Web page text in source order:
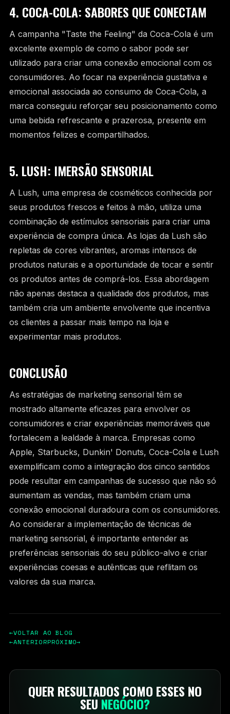
4. COCA-COLA: SABORES QUE CONECTAM
A campanha "Taste the Feeling" da Coca-Cola é um
excelente exemplo de como o sabor pode ser
utilizado para criar uma conexão emocional com os
consumidores. Ao focar na experiência gustativa e
emocional associada ao consumo de Coca-Cola, a
marca conseguiu reforçar seu posicionamento como
uma bebida refrescante e prazerosa, presente em
momentos felizes e compartilhados.
5. LUSH: IMERSÃO SENSORIAL
A Lush, uma empresa de cosméticos conhecida por
seus produtos frescos e feitos à mão, utiliza uma
combinação de estímulos sensoriais para criar uma
experiência de compra única. As lojas da Lush são
repletas de cores vibrantes, aromas intensos de
produtos naturais e a oportunidade de tocar e sentir
os produtos antes de comprá-los. Essa abordagem
não apenas destaca a qualidade dos produtos, mas
também cria um ambiente envolvente que incentiva
os clientes a passar mais tempo na loja e
experimentar mais produtos.
CONCLUSÃO
As estratégias de marketing sensorial têm se
mostrado altamente eficazes para envolver os
consumidores e criar experiências memoráveis que
fortalecem a lealdade à marca. Empresas como
Apple, Starbucks, Dunkin' Donuts, Coca-Cola e Lush
exemplificam como a integração dos cinco sentidos
pode resultar em campanhas de sucesso que não só
aumentam as vendas, mas também criam uma
conexão emocional duradoura com os consumidores.
Ao considerar a implementação de técnicas de
marketing sensorial, é importante entender as
preferências sensoriais do seu público-alvo e criar
experiências coesas e autênticas que reflitam os
valores da sua marca.
←VOLTAR AO BLOG
←ANTERIORPRÓXIMO→
QUER RESULTADOS COMO ESSES NO
SEU NEGÓCIO?